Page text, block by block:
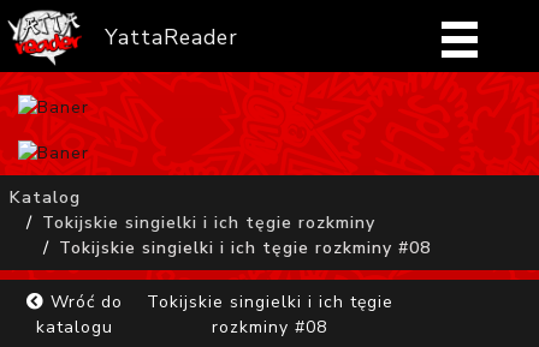
YattaReader
Home
FAQ
Mangi
Katalog
Tokijskie singielki i ich tęgie rozkminy
Tokijskie singielki i ich tęgie rozkminy #08
Wróć do
katalogu
Tokijskie singielki i ich tęgie
rozkminy #08